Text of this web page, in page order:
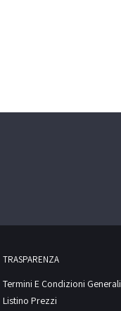
TRASPARENZA
Termini E Condizioni Generali
Listino Prezzi